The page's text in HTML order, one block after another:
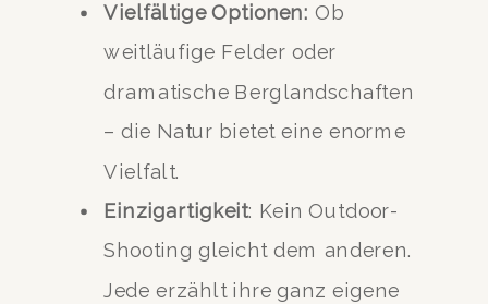
Vielfältige Optionen: Ob
weitläufige Felder oder
dramatische Berglandschaften
– die Natur bietet eine enorme
Vielfalt.
Einzigartigkeit: Kein Outdoor-
Shooting gleicht dem anderen.
Jede erzählt ihre ganz eigene